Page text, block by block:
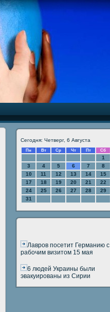
Сегодня: Четверг, 6 Августа
Пн Вт Ср Чт Пт Сб
1
3
4 5 6 7 8
10
11 12 13 14 15
17
18 19 20 21 22
24
25 26 27 28 29
31
Лавров посетит Германию с
рабочим визитом 15 мая
6 людей Украины были
эвакуированы из Сирии